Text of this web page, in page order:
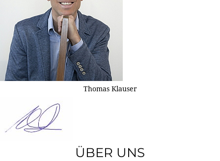
Thomas Klauser
ÜBER UNS